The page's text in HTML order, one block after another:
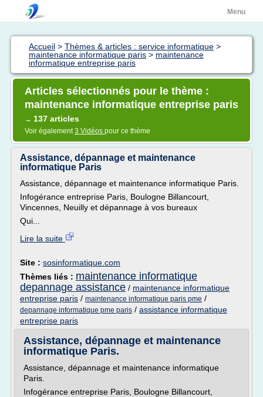
Menu
Accueil > Thèmes & articles : service informatique >
maintenance informatique paris > maintenance
informatique entreprise paris
Articles sélectionnés pour le thème :
maintenance informatique entreprise paris
→ 137 articles
Voir également3 Vidéos pour ce thème
Assistance, dépannage et maintenance
informatique Paris
Assistance, dépannage et maintenance informatique Paris.
Infogérance entreprise Paris, Boulogne Billancourt,
Vincennes, Neuilly et dépannage à vos bureaux
Qui...
Lire la suite
Site : sosinformatique.com
Thèmes liés : maintenance informatique
depannage assistance / maintenance informatique
entreprise paris / maintenance informatique paris pme /
depannage informatique pme paris / assistance informatique
entreprise paris
Assistance, dépannage et maintenance
informatique Paris.
Assistance, dépannage et maintenance informatique
Paris.
Infogérance entreprise Paris, Boulogne Billancourt,